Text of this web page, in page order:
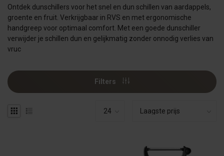
Ontdek dunschillers voor het snel en dun schillen van aardappels,
groente en fruit. Verkrijgbaar in RVS en met ergonomische
handgreep voor optimaal comfort. Met een goede dunschiller
verwijder je schillen dun en gelijkmatig zonder onnodig verlies van
vruc
Filters